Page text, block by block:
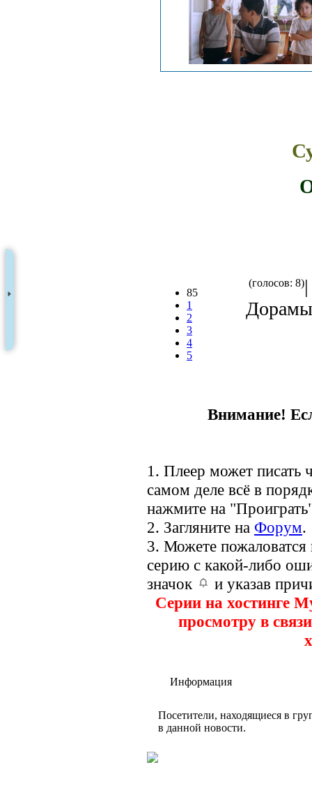
85
1
2
3
4
5
(голосов: 8)
Внимание!
1. Плеер может писать
самом деле всё в
нажмите на
2. Загляните на Форум.
3. Можете
серию с какой-либо
значок
и указав
Серии на хостинге
просмотру в
Информация
Посетители, находящиеся в
в данной новости.